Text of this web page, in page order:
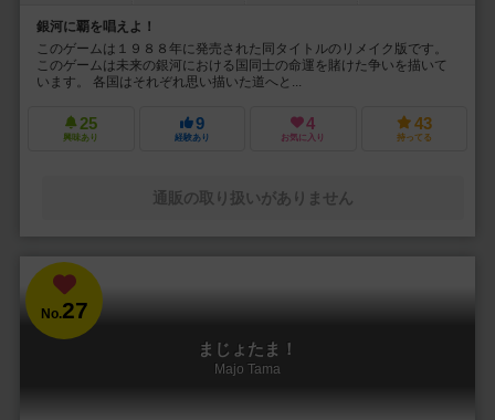
銀河に覇を唱えよ！
このゲームは１９８８年に発売された同タイトルのリメイク版です。
このゲームは未来の銀河における国同士の命運を賭けた争いを描いて
います。 各国はそれぞれ思い描いた道へと...
25
興味あり
9
経験あり
4
お気に入り
43
持ってる
通販の取り扱いがありません
No.27
まじょたま！
Majo Tama